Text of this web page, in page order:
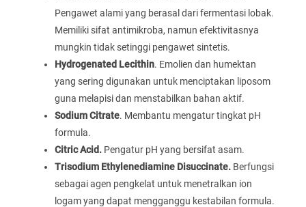
Pengawet alami yang berasal dari fermentasi lobak.
Memiliki sifat antimikroba, namun efektivitasnya
mungkin tidak setinggi pengawet sintetis.
Hydrogenated Lecithin. Emolien dan humektan
yang sering digunakan untuk menciptakan liposom
guna melapisi dan menstabilkan bahan aktif.
Sodium Citrate. Membantu mengatur tingkat pH
formula.
Citric Acid. Pengatur pH yang bersifat asam.
Trisodium Ethylenediamine Disuccinate. Berfungsi
sebagai agen pengkelat untuk menetralkan ion
logam yang dapat mengganggu kestabilan formula.